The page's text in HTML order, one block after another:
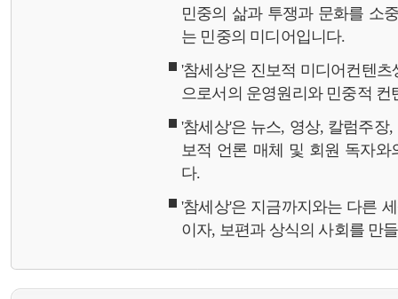
민중의 삶과 투쟁과 문화를 소
는 민중의 미디어입니다.
'참세상'은 진보적 미디어컨텐
으로서의 운영원리와 민중적
'참세상'은 뉴스, 영상, 칼럼주
보적 언론 매체 및 회원 독자와
다.
'참세상'은 지금까지와는 다른
이자, 보편과 상식의 사회를 만